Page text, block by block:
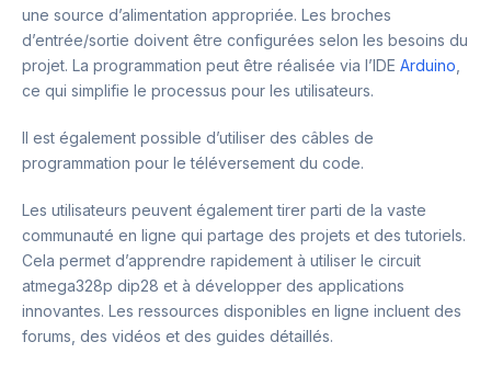
une source d’alimentation appropriée. Les broches
d’entrée/sortie doivent être configurées selon les besoins du
projet. La programmation peut être réalisée via l’IDE Arduino,
ce qui simplifie le processus pour les utilisateurs.
Il est également possible d’utiliser des câbles de
programmation pour le téléversement du code.
Les utilisateurs peuvent également tirer parti de la vaste
communauté en ligne qui partage des projets et des tutoriels.
Cela permet d’apprendre rapidement à utiliser le circuit
atmega328p dip28 et à développer des applications
innovantes. Les ressources disponibles en ligne incluent des
forums, des vidéos et des guides détaillés.